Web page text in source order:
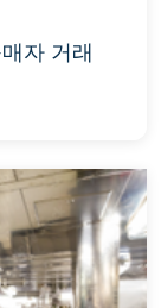
자 거래